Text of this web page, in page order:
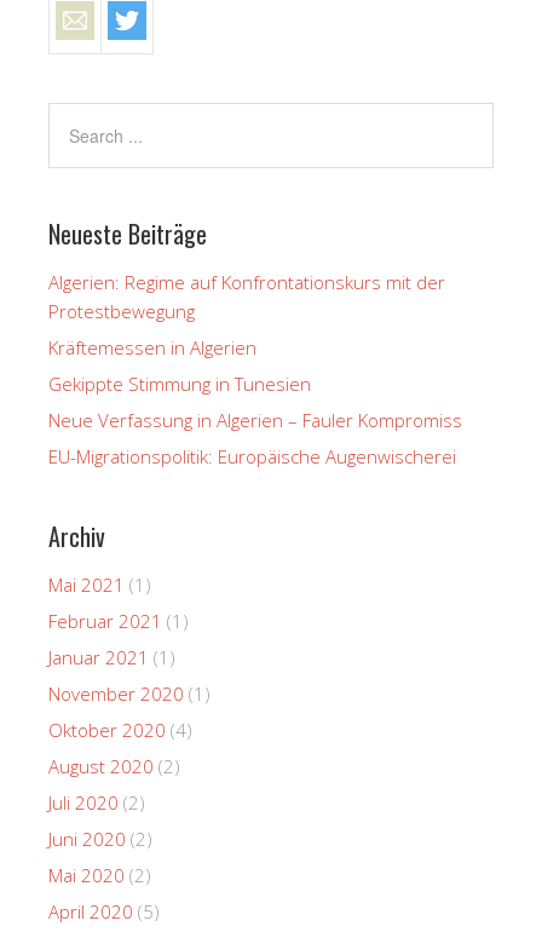
Neueste Beiträge
Algerien: Regime auf Konfrontationskurs mit der
Protestbewegung
Kräftemessen in Algerien
Gekippte Stimmung in Tunesien
Neue Verfassung in Algerien – Fauler Kompromiss
EU-Migrationspolitik: Europäische Augenwischerei
Archiv
Mai 2021 (1)
Februar 2021 (1)
Januar 2021 (1)
November 2020 (1)
Oktober 2020 (4)
August 2020 (2)
Juli 2020 (2)
Juni 2020 (2)
Mai 2020 (2)
April 2020 (5)